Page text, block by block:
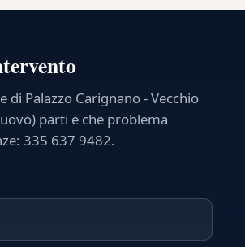
di Palazzo Carignano - Vecchio
parti e che problema
335 637 9482.